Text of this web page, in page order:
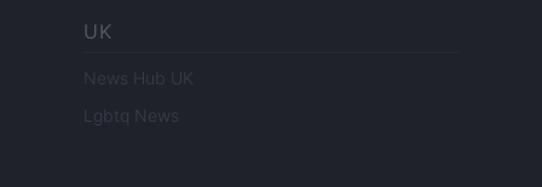
UK
News Hub UK
Lgbtq News